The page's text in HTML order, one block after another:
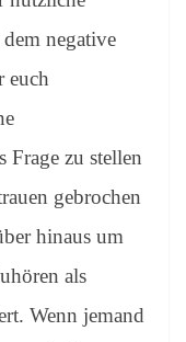
negative
euch
Frage zu stellen
gebrochen
hinaus um
als
Wenn jemand